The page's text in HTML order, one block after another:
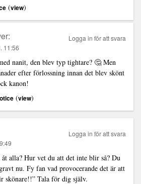
(view)
11:56
nanit, den blev typ tightare? 🤔 Men
efter förlossning innan det blev skönt
kanon!
(view)
Logga in för att svara
alla? Hur vet du att det inte blir så? Du
nu. Fy fan vad provocerande det är att
skönare!!” Tala för dig själv.
Logga in för att svara